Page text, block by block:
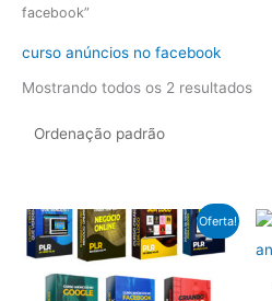
facebook”
curso anúncios no facebook
Mostrando todos os 2 resultados
Oferta!